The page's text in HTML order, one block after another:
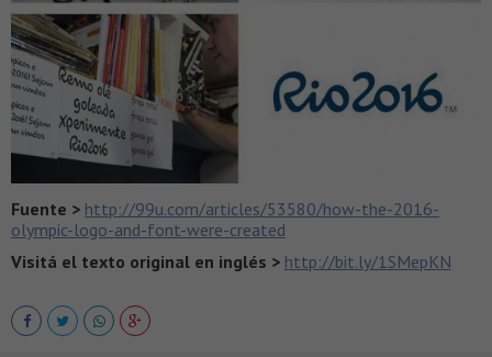
Fuente > http://99u.com/articles/53580/how-the-2016-
olympic-logo-and-font-were-created
Visitá el texto original en inglés > http://bit.ly/1SMepKN